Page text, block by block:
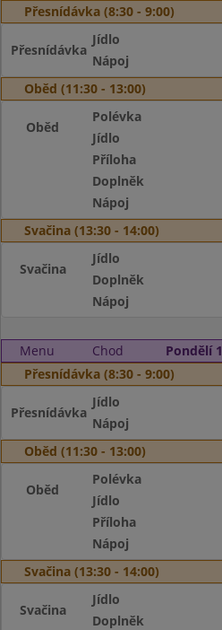
Přesnídávka (8:30 - 9:00)
Přesnídávka
Jídlo
Nápoj
Oběd (11:30 - 13:00)
Oběd
Polévka
Jídlo
Příloha
Doplněk
Nápoj
Svačina (13:30 - 14:00)
Svačina
Jídlo
Doplněk
Nápoj
Menu Chod
Pondělí
Přesnídávka (8:30 - 9:00)
Přesnídávka
Jídlo
Nápoj
Oběd (11:30 - 13:00)
Oběd
Polévka
Jídlo
Příloha
Nápoj
Svačina (13:30 - 14:00)
Svačina
Jídlo
Doplněk